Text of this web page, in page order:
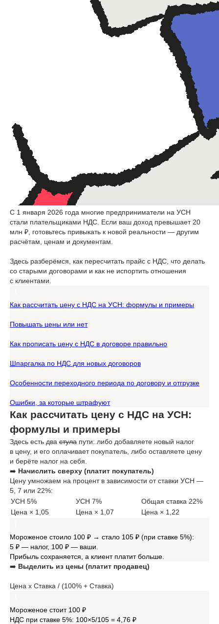
С 1 января 2026 года многие предприниматели на УСН
стали плательщиками НДС. Если ваш доход превышает 20
млн ₽, готовьтесь привыкать к новой реальности — другим
расчётам, ценам и документам.
Здесь разберёмся, как пересчитать прайс с НДС, что делать
со старыми договорами и как не испортить отношения
с клиентами.
Как рассчитать цену с НДС на УСН: формулы и примеры
Повышать цены или нет
Как прописать цену с НДС в договоре правильно
Шпаргалка по НДС для новых договоров
Особенности переходного периода по договору и отгрузке
Ошибки, за которые штрафуют
Как рассчитать цену с НДС на УСН:
формулы и примеры
Здесь есть два стула пути: либо добавляете новый налог
в цену, и его оплачивает покупатель, либо оставляете цену
и берёте налог на себя.
➡️ Начислить сверху (платит покупатель)
Цену умножаем на процент в зависимости от ставки УСН —
5, 7 или 22%:
УСН 5%
УСН 7%
Общая ставка 22%
Цена × 1,05
Цена × 1,07 Цена × 1,22
Мороженое стоило 100 ₽ → стало 105 ₽ (при ставке 5%):
5 ₽ — налог, 100 ₽ — ваши.
Прибыль сохраняется, а клиент платит больше.
➡️ Выделить из цены (платит продавец)
Цена x Ставка / (100% + Ставка)
Мороженое стоит 100 ₽
НДС при ставке 5%: 100×5/105 = 4,76 ₽